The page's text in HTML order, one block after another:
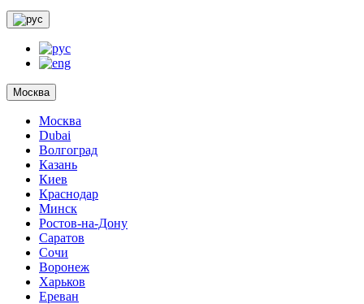
Москва
Москва
Dubai
Волгоград
Казань
Киев
Краснодар
Минск
Ростов-на-Дону
Саратов
Сочи
Воронеж
Харьков
Ереван